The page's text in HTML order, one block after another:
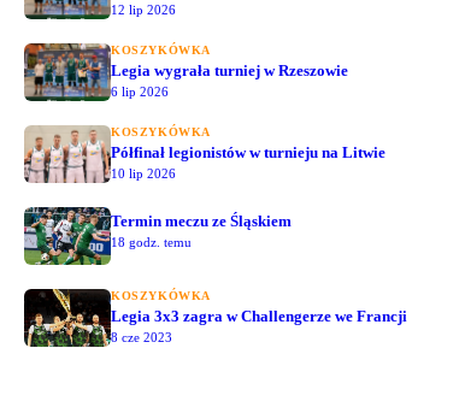
12 lip 2026
KOSZYKÓWKA
Legia wygrała turniej w Rzeszowie
6 lip 2026
KOSZYKÓWKA
Półfinał legionistów w turnieju na Litwie
10 lip 2026
Termin meczu ze Śląskiem
18 godz. temu
KOSZYKÓWKA
Legia 3x3 zagra w Challengerze we Francji
8 cze 2023